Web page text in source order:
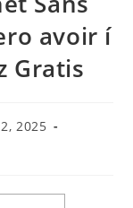
avoir í
Gratis
2025